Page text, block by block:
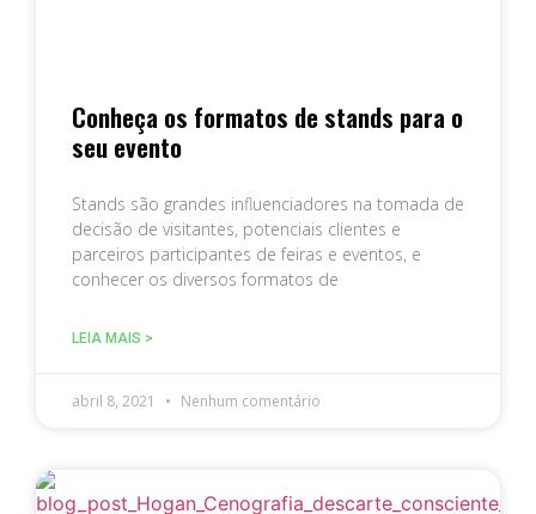
Conheça os formatos de stands para o
seu evento
Stands são grandes influenciadores na tomada de
decisão de visitantes, potenciais clientes e
parceiros participantes de feiras e eventos, e
conhecer os diversos formatos de
LEIA MAIS >
abril 8, 2021 Nenhum comentário